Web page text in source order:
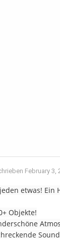
February 3,
etwas! Ein
Objekte!